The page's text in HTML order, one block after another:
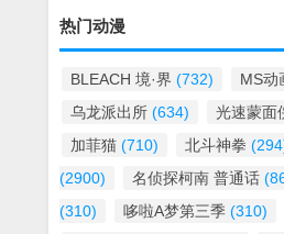
热门动漫
BLEACH 境·界 (732) MS动
乌龙派出所 (634) 光速蒙面
加菲猫 (710) 北斗神拳
(2900)
名侦探柯南 普通话
(310)
哆啦A梦第三季 (310)